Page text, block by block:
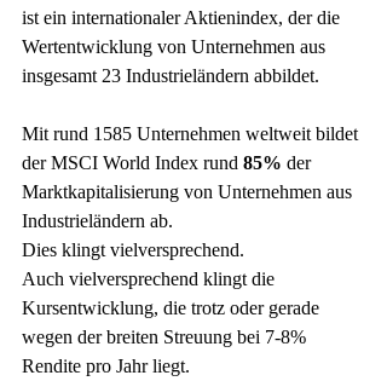
ist ein internationaler Aktienindex, der die
Wertentwicklung von Unternehmen aus
insgesamt 23 Industrieländern abbildet.
Mit rund 1585 Unternehmen weltweit bildet
der MSCI World Index rund 85% der
Marktkapitalisierung von Unternehmen aus
Industrieländern ab.
Dies klingt vielversprechend.
Auch vielversprechend klingt die
Kursentwicklung, die trotz oder gerade
wegen der breiten Streuung bei 7-8%
Rendite pro Jahr liegt.